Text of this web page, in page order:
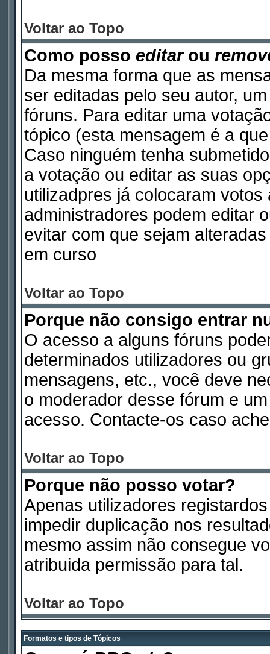
Voltar ao Topo
Como posso editarou
Da mesma forma que as
ser editadas pelo seu autor,
fóruns. Para editar uma
tópico (esta mensagem é a
Caso ninguém tenha
a votação ou editar as suas
utilizadpres já colocaram
administradores podem editar
evitar com que sejam
em curso
Voltar ao Topo
Porque não consigo entrar
O acesso a alguns fóruns
determinados utilizadores ou
mensagens, etc., você deve
o moderador desse fórum e
acesso. Contacte-os caso
Voltar ao Topo
Porque não posso votar?
Apenas utilizadores
impedir duplicação nos
mesmo assim não consegue
atribuida permissão para tal.
Voltar ao Topo
Formatos e tipos de Tópicos